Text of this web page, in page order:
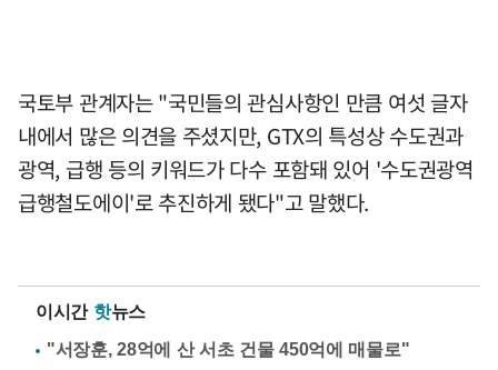
국토부 관계자는 "국민들의 관심사항인 만큼 여섯 글자
내에서 많은 의견을 주셨지만, GTX의 특성상 수도권과
광역, 급행 등의 키워드가 다수 포함돼 있어 '수도권광역
급행철도에이'로 추진하게 됐다"고 말했다.
이시간 핫뉴스
"서장훈, 28억에 산 서초 건물 450억에 매물로"